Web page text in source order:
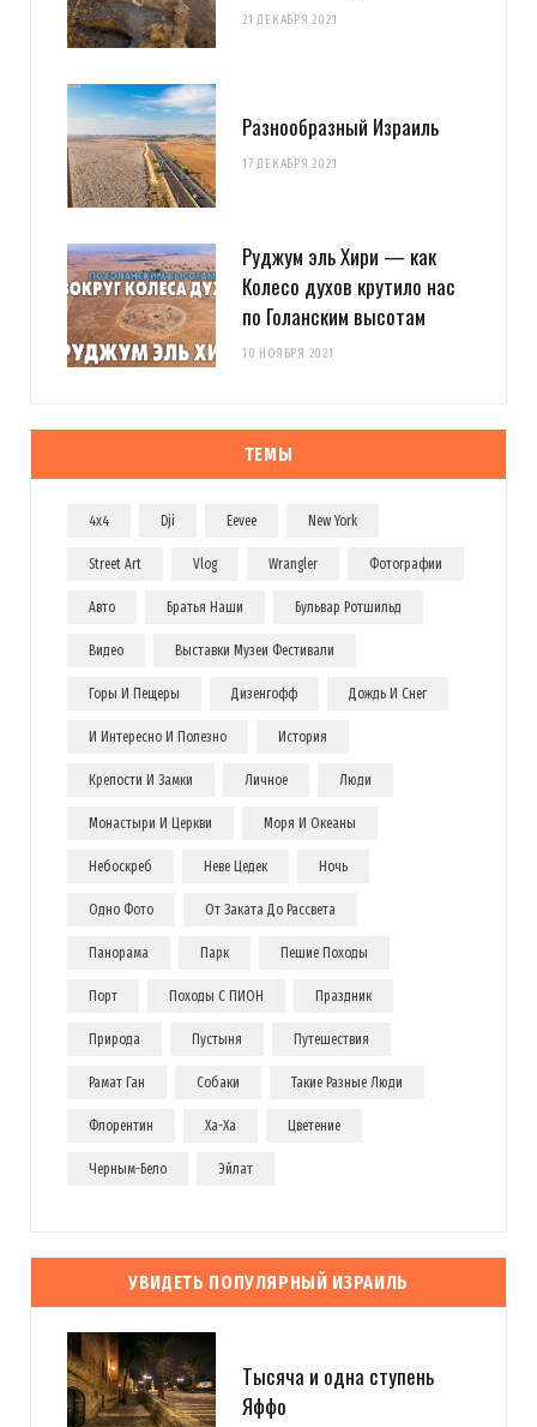
21 ДЕКАБРЯ 2021
Разнообразный Израиль
17 ДЕКАБРЯ 2021
Руджум эль Хири — как
Колесо духов крутило нас
по Голанским высотам
10 НОЯБРЯ 2021
ТЕМЫ
4x4 Dji Eevee New York
Street Art Vlog Wrangler Фотографии
Авто Братья Наши Бульвар Ротшильд
Видео Выставки Музеи Фестивали
Горы И Пещеры Дизенгофф Дождь И Снег
И Интересно И Полезно История
Крепости И Замки Личное Люди
Монастыри И Церкви Моря И Океаны
Небоскреб Неве Цедек Ночь
Одно Фото От Заката До Рассвета
Панорама Парк Пешие Походы
Порт Походы С ПИОН Праздник
Природа Пустыня Путешествия
Рамат Ган Собаки Такие Разные Люди
Флорентин Ха-Ха Цветение
Черным-Бело Эйлат
УВИДЕТЬ ПОПУЛЯРНЫЙ ИЗРАИЛЬ
Тысяча и одна ступень
Яффо